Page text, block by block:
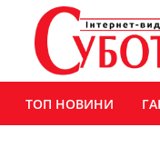
ТОП НОВИНИ